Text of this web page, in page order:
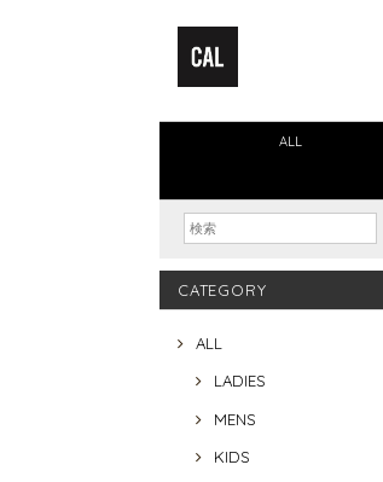
ALL
CATEGORY
ALL
LADIES
MENS
KIDS